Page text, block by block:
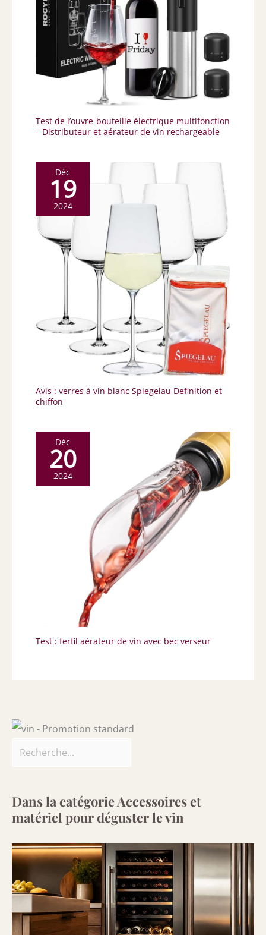
Test de l’ouvre-bouteille électrique multifonction
– Distributeur et aérateur de vin rechargeable
Déc
19
2024
Avis : verres à vin blanc Spiegelau Definition et
chiffon
Déc
20
2024
Test : ferfil aérateur de vin avec bec verseur
Dans la catégorie Accessoires et
matériel pour déguster le vin